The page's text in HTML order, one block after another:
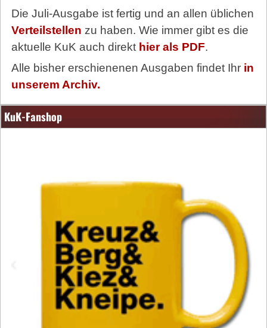
Die Juli-Ausgabe ist fertig und an allen üblichen
Verteilstellen zu haben. Wie immer gibt es die
aktuelle KuK auch direkt hier als PDF.
Alle bisher erschienenen Ausgaben findet Ihr in
unserem Archiv.
KuK-Fanshop